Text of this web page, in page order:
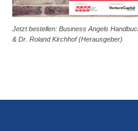
Jetzt bestellen: Business Angels
& Dr. Roland Kirchhof (Herausgeber)